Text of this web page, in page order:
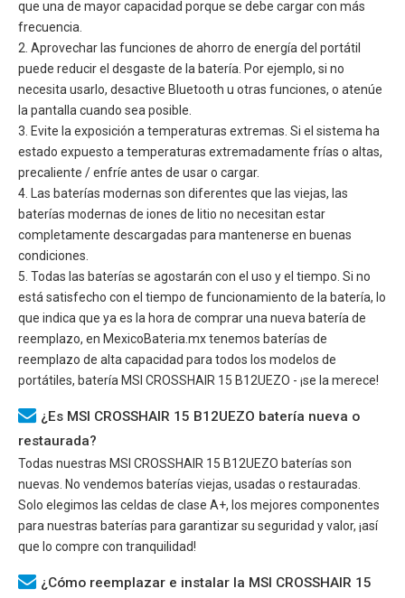
que una de mayor capacidad porque se debe cargar con más
frecuencia.
2. Aprovechar las funciones de ahorro de energía del portátil
puede reducir el desgaste de la batería. Por ejemplo, si no
necesita usarlo, desactive Bluetooth u otras funciones, o atenúe
la pantalla cuando sea posible.
3. Evite la exposición a temperaturas extremas. Si el sistema ha
estado expuesto a temperaturas extremadamente frías o altas,
precaliente / enfríe antes de usar o cargar.
4. Las baterías modernas son diferentes que las viejas, las
baterías modernas de iones de litio no necesitan estar
completamente descargadas para mantenerse en buenas
condiciones.
5. Todas las baterías se agostarán con el uso y el tiempo. Si no
está satisfecho con el tiempo de funcionamiento de la batería, lo
que indica que ya es la hora de comprar una nueva batería de
reemplazo, en MexicoBateria.mx tenemos baterías de
reemplazo de alta capacidad para todos los modelos de
portátiles, batería MSI CROSSHAIR 15 B12UEZO - ¡se la merece!
¿Es MSI CROSSHAIR 15 B12UEZO batería nueva o
restaurada?
Todas nuestras MSI CROSSHAIR 15 B12UEZO baterías son
nuevas. No vendemos baterías viejas, usadas o restauradas.
Solo elegimos las celdas de clase A+, los mejores componentes
para nuestras baterías para garantizar su seguridad y valor, ¡así
que lo compre con tranquilidad!
¿Cómo reemplazar e instalar la MSI CROSSHAIR 15